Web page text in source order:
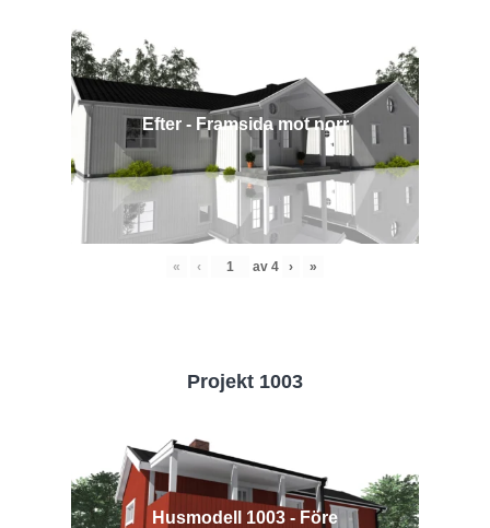
Efter - Framsida mot norr
« ‹ av 4 › »
Projekt 1003
Husmodell 1003 - Före